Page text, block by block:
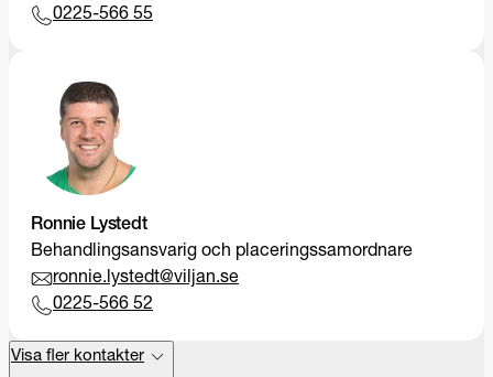
0225-566 55
Ronnie Lystedt
Behandlingsansvarig och placeringssamordnare
ronnie.lystedt@viljan.se
0225-566 52
Visa fler kontakter